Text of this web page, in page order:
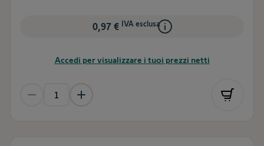
0,97 € IVA esclusa
Accedi per visualizzare i tuoi prezzi netti